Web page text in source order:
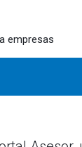
empresas